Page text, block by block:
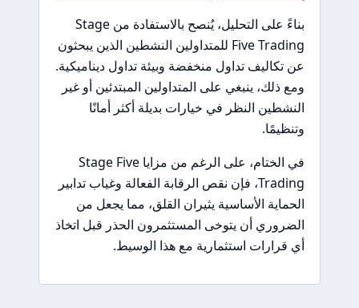
بناءً على التحليل، يُنصح بالاستفادة من Stage
Five Trading للمتداولين النشطين الذين يبحثون
عن تكاليف تداول منخفضة وبيئة تداول ديناميكية.
ومع ذلك، ينبغي على المتداولين المبتدئين أو غير
النشطين النظر في خيارات بديلة أكثر أمانًا
وتنظيمًا.
في الختام، على الرغم من مزايا Stage Five
Trading، فإن نقص الرقابة الفعالة وغياب تدابير
الحماية الأساسية يثيران القلق، مما يجعل من
الضروري أن يتوخى المستثمرون الحذر قبل اتخاذ
أي قرارات استثمارية مع هذا الوسيط.